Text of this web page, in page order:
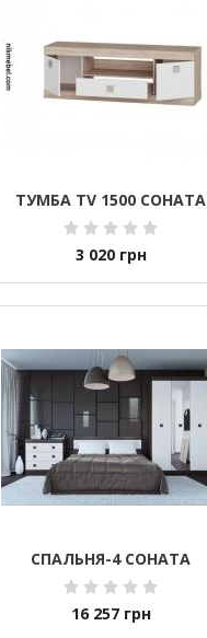
ТУМБА TV 1500 СОНАТА
3 020 грн
СПАЛЬНЯ-4 СОНАТА
16 257 грн